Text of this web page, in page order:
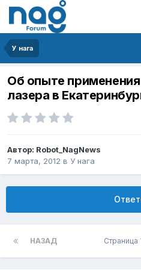
У нага
Об опыте
лазера в
Автор: Robot_NagNews
7 марта, 2012 в У нага
НАЗАД Страница